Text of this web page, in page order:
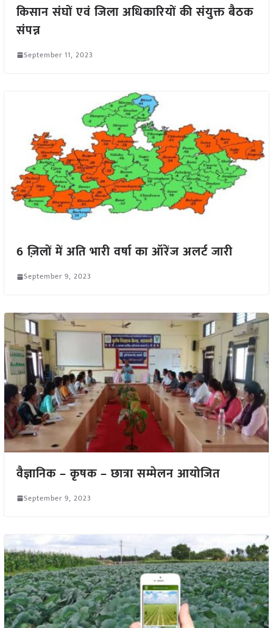
किसान संघों एवं जिला अधिकारियों की संयुक्त बैठक
संपन्न
September 11, 2023
6 ज़िलों में अति भारी वर्षा का ऑरेंज अलर्ट जारी
September 9, 2023
वैज्ञानिक – कृषक – छात्रा सम्मेलन आयोजित
September 9, 2023